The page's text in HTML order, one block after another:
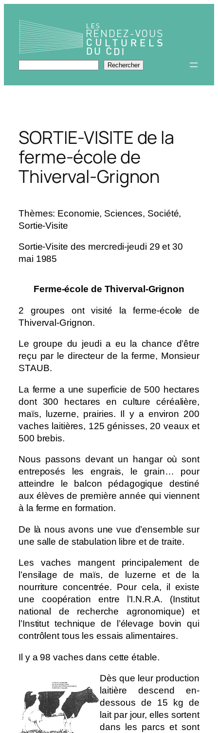
contenu
Rechercher Rechercher
SORTIE-VISITE de la
ferme-école de
Thiverval-Grignon
Thèmes: Economie, Sciences, Société,
Sortie-Visite
Sortie-Visite des mercredi-jeudi 29 et 30
mai 1985
Ferme-école de Thiverval-Grignon
2 groupes ont visité la ferme-école de
Thiverval-Grignon.
Le groupe du jeudi a eu la chance d’être
reçu par le directeur de la ferme, Monsieur
STAUB.
La ferme a une superficie de 500 hectares
dont 300 hectares en culture céréalière,
maïs, luzerne, prairies. Il y a environ 200
vaches laitières, 125 génisses, 20 veaux et
500 brebis.
Nous passons devant un hangar où sont
entreposés les engrais, le grain… pour
atteindre le balcon pédagogique destiné
aux élèves de première année qui viennent
à la ferme en formation.
De là nous avons une vue d’ensemble sur
une salle de stabulation libre et de traite.
Les vaches mangent principalement de
l’ensilage de maïs, de luzerne et de la
nourriture concentrée. Pour cela, il existe
une coopération entre l’I.N.R.A. (Institut
national de recherche agronomique) et
l’Institut technique de l’élevage bovin qui
contrôlent tous les essais alimentaires.
Il y a 98 vaches dans cette étable.
Dès que leur production
laitière descend en-
dessous de 15 kg de
lait par jour, elles sortent
dans les parcs et sont